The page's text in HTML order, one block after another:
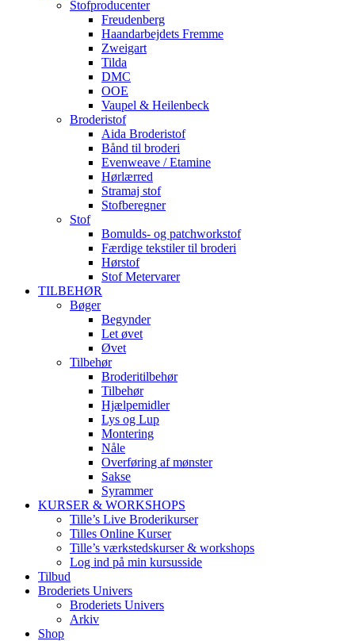
Stofproducenter
Freudenberg
Haandarbejdets Fremme
Zweigart
Tilda
DMC
OOE
Vaupel & Heilenbeck
Broderistof
Aida Broderistof
Bånd til broderi
Evenweave / Etamine
Hørlærred
Stramaj stof
Stofberegner
Stof
Bomulds- og patchworkstof
Færdige tekstiler til broderi
Hørstof
Stof Metervarer
TILBEHØR
Bøger
Begynder
Let øvet
Øvet
Tilbehør
Broderitilbehør
Tilbehør
Hjælpemidler
Lys og Lup
Montering
Nåle
Overføring af mønster
Sakse
Syrammer
KURSER & WORKSHOPS
Tille’s Live Broderikurser
Tilles Online Kurser
Tille’s værkstedskurser & workshops
Log ind på min kursusside
Tilbud
Broderiets Univers
Broderiets Univers
Arkiv
Shop